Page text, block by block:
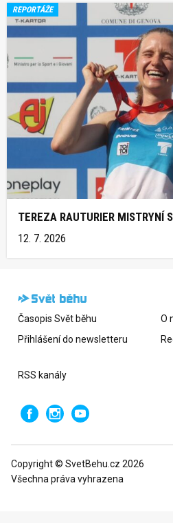
REPORTÁŽE
TEREZA RAUTURIER MISTRYNÍ
12. 7. 2026
Časopis Svět běhu
Přihlášení do newsletteru
O
RSS kanály
Copyright © SvetBehu.cz 2026
Všechna práva vyhrazena